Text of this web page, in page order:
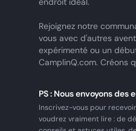
Rejoignez notre
vous avec d'autres
expérimenté ou un
CamplinQ.com. Créons
PS : Nous envoyons des
Inscrivez-vous pour
voudrez vraiment lire : de